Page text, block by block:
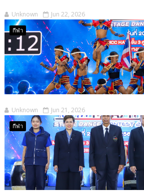
Unknown Jun 22, 2026
กีฬา
Unknown Jun 21, 2026
กีฬา